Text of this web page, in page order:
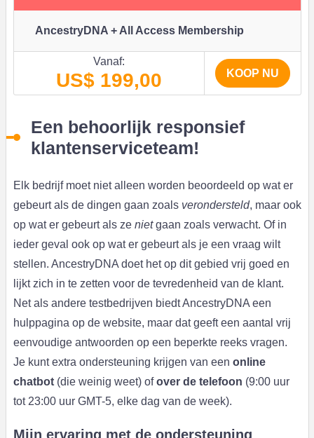
AncestryDNA + All Access Membership
Vanaf:
US$ 199,00 KOOP NU
Een behoorlijk responsief
klantenserviceteam!
Elk bedrijf moet niet alleen worden beoordeeld op wat er
gebeurt als de dingen gaan zoals verondersteld, maar ook
op wat er gebeurt als ze nietgaan zoals verwacht. Of in
ieder geval ook op wat er gebeurt als je een vraag wilt
stellen. AncestryDNA doet het op dit gebied vrij goed en
lijkt zich in te zetten voor de tevredenheid van de klant.
Net als andere testbedrijven biedt AncestryDNA een
hulppagina op de website, maar dat geeft een aantal vrij
eenvoudige antwoorden op een beperkte reeks vragen.
Je kunt extra ondersteuning krijgen van een online
chatbot(die weinig weet) ofover de telefoon (9:00 uur
tot 23:00 uur GMT-5, elke dag van de week).
Mijn ervaring met de ondersteuning